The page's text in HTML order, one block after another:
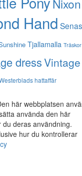
Nixon
Hand
Tjallamalla Träskor
dressVintage
hattaffär
här webbplatsen
använda den här
deras användning.
hur du kontrollerar